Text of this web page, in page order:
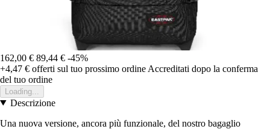
162,00 € 89,44 € -45%
+4,47 € offerti sul tuo prossimo ordine Accreditati dopo la conferma
del tuo ordine
Loading...
Descrizione
Una nuova versione, ancora più funzionale, del nostro bagaglio